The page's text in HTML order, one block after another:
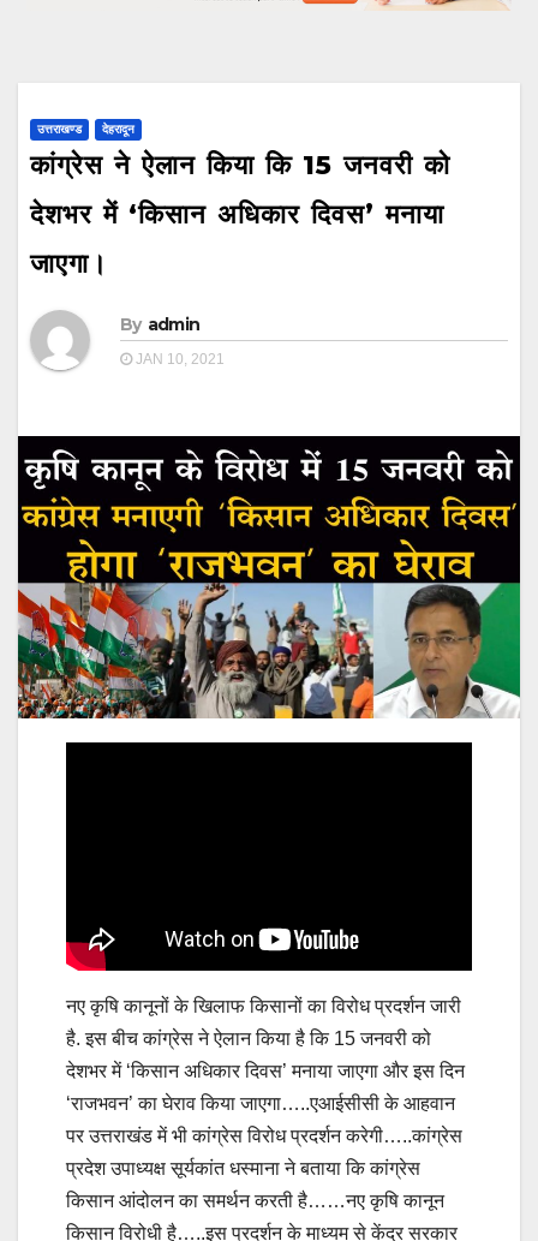
उत्तराखण्ड देहरादून
कांग्रेस ने ऐलान किया कि 15 जनवरी को
देशभर में ‘किसान अधिकार दिवस’ मनाया
जाएगा।
By admin
JAN 10, 2021
नए कृषि कानूनों के खिलाफ किसानों का विरोध प्रदर्शन जारी
है. इस बीच कांग्रेस ने ऐलान किया है कि 15 जनवरी को
देशभर में ‘किसान अधिकार दिवस’ मनाया जाएगा और इस दिन
‘राजभवन’ का घेराव किया जाएगा…..एआईसीसी के आहवान
पर उत्तराखंड में भी कांग्रेस विरोध प्रदर्शन करेगी…..कांग्रेस
प्रदेश उपाध्यक्ष सूर्यकांत धस्माना ने बताया कि कांग्रेस
किसान आंदोलन का समर्थन करती है……नए कृषि कानून
किसान विरोधी है…..इस प्रदर्शन के माध्यम से केंद्र सरकार